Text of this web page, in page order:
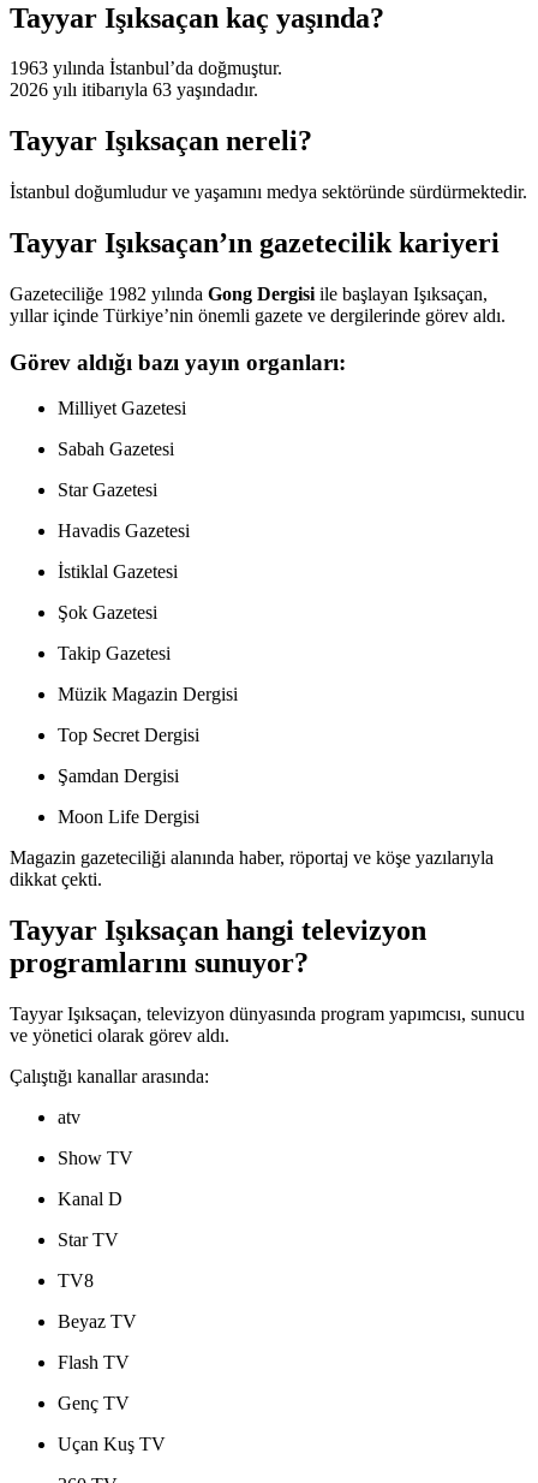
Tayyar Işıksaçan kaç yaşında?
1963 yılında İstanbul’da doğmuştur.
2026 yılı itibarıyla 63 yaşındadır.
Tayyar Işıksaçan nereli?
İstanbul doğumludur ve yaşamını medya sektöründe sürdürmektedir.
Tayyar Işıksaçan’ın gazetecilik kariyeri
Gazeteciliğe 1982 yılında Gong Dergisi ile başlayan Işıksaçan,
yıllar içinde Türkiye’nin önemli gazete ve dergilerinde görev aldı.
Görev aldığı bazı yayın organları:
Milliyet Gazetesi
Sabah Gazetesi
Star Gazetesi
Havadis Gazetesi
İstiklal Gazetesi
Şok Gazetesi
Takip Gazetesi
Müzik Magazin Dergisi
Top Secret Dergisi
Şamdan Dergisi
Moon Life Dergisi
Magazin gazeteciliği alanında haber, röportaj ve köşe yazılarıyla
dikkat çekti.
Tayyar Işıksaçan hangi televizyon
programlarını sunuyor?
Tayyar Işıksaçan, televizyon dünyasında program yapımcısı, sunucu
ve yönetici olarak görev aldı.
Çalıştığı kanallar arasında:
atv
Show TV
Kanal D
Star TV
TV8
Beyaz TV
Flash TV
Genç TV
Uçan Kuş TV